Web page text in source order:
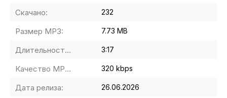
Скачано: 232
Размер MP3: 7.73 MB
Длительность MP3: 3:17
Качество MP3: 320 kbps
Дата релиза: 26.06.2026